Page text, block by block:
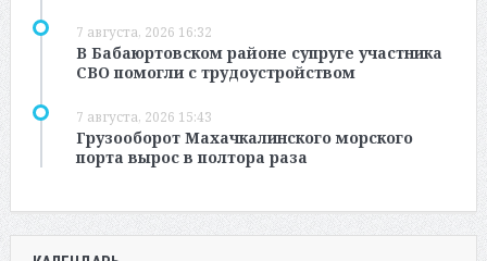
7 августа, 2026 16:32
В Бабаюртовском районе супруге участника
СВО помогли с трудоустройством
7 августа, 2026 15:43
Грузооборот Махачкалинского морского
порта вырос в полтора раза